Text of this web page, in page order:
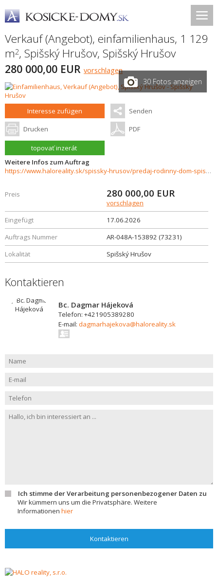
Verkauf (Angebot), einfamilienhaus, 1 129
m2, Spišský Hrušov, Spišský Hrušov
280 000,00 EUR vorschlagen
30 Fotos anzeigen
Interesse zufügen Senden
Drucken PDF
topovať inzerát
Weitere Infos zum Auftrag
https://www.haloreality.sk/spissky-hrusov/predaj-rodinny-dom-spissky-hrusov---novostavba---exkluzivne-halo-reality/73231
Preis 280 000,00 EUR
vorschlagen
Eingefügt
17.06.2026
Auftrags Nummer
AR-048A-153892 (73231)
Lokalität
Spišský Hrušov
Kontaktieren
Bc. Dagmar Hájeková
Telefon: +421905389280
E-mail: dagmarhajekova@haloreality.sk
Ich stimme der Verarbeitung personenbezogener Daten zu
Wir kümmern uns um die Privatsphäre. Weitere
Informationen hier
Kontaktieren